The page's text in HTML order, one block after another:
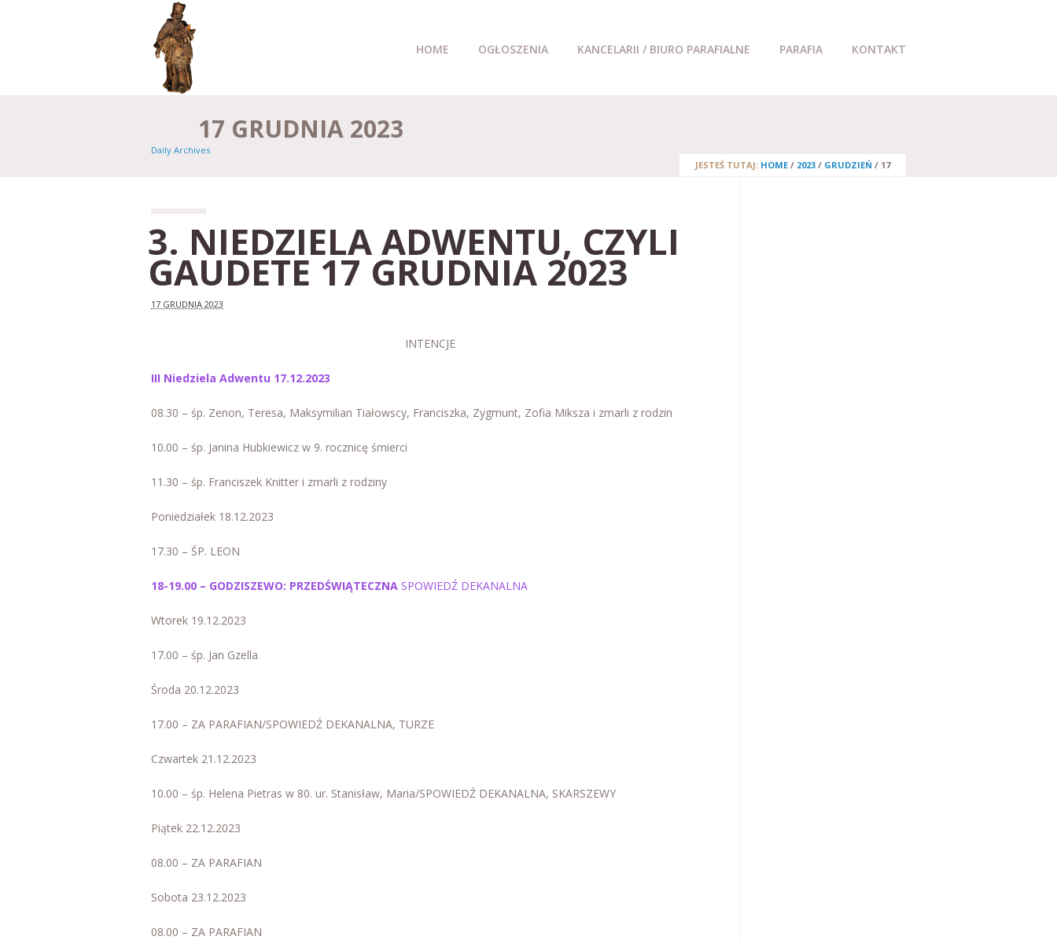
HOME OGŁOSZENIA KANCELARII / BIURO PARAFIALNE PARAFIA KONTAKT
17 GRUDNIA 2023
Daily Archives
JESTEŚ TUTAJ: HOME / 2023 / GRUDZIEŃ / 17
3. NIEDZIELA ADWENTU, CZYLI
GAUDETE 17 GRUDNIA 2023
17 GRUDNIA 2023
INTENCJE
III Niedziela Adwentu 17.12.2023
08.30 – śp. Zenon, Teresa, Maksymilian Tiałowscy, Franciszka, Zygmunt, Zofia Miksza i zmarli z rodzin
10.00 – śp. Janina Hubkiewicz w 9. rocznicę śmierci
11.30 – śp. Franciszek Knitter i zmarli z rodziny
Poniedziałek 18.12.2023
17.30 – ŚP. LEON
18-19.00 – GODZISZEWO: PRZEDŚWIĄTECZNA SPOWIEDŹ DEKANALNA
Wtorek 19.12.2023
17.00 – śp. Jan Gzella
Środa 20.12.2023
17.00 – ZA PARAFIAN/SPOWIEDŹ DEKANALNA, TURZE
Czwartek 21.12.2023
10.00 – śp. Helena Pietras w 80. ur. Stanisław, Maria/SPOWIEDŹ DEKANALNA, SKARSZEWY
Piątek 22.12.2023
08.00 – ZA PARAFIAN
Sobota 23.12.2023
08.00 – ZA PARAFIAN